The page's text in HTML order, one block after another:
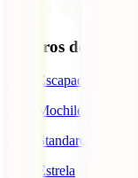
Seguros de Viagem
IATI Escapadinhas
IATI Mochileiro
IATI Standard
IATI Estrela